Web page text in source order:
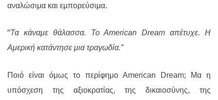
αναλώσιμα και εμπορεύσιμα.
“Τα κάναμε θάλασσα. Το Αmerican Dream απέτυχε. Η
Αμερική κατάντησε μια τραγωδία.”
Ποιό είναι όμως το περίφημο Αmerican Dream; Μα η
υπόσχεση της αξιοκρατίας, της δικαιοσύνης, της